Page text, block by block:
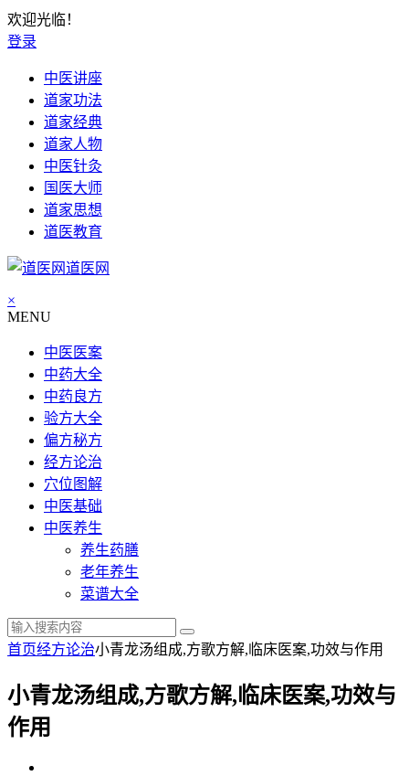
欢迎光临！
登录
中医讲座
道家功法
道家经典
道家人物
中医针灸
国医大师
道家思想
道医教育
道医网
×
MENU
中医医案
中药大全
中药良方
验方大全
偏方秘方
经方论治
穴位图解
中医基础
中医养生
养生药膳
老年养生
菜谱大全
首页经方论治小青龙汤组成,方歌方解,临床医案,功效与作用
小青龙汤组成,方歌方解,临床医案,功效与
作用